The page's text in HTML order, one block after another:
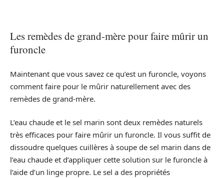
Les remèdes de grand-mère pour faire mûrir un
furoncle
Maintenant que vous savez ce qu’est un furoncle, voyons
comment faire pour le mûrir naturellement avec des
remèdes de grand-mère.
L’eau chaude et le sel marin sont deux remèdes naturels
très efficaces pour faire mûrir un furoncle. Il vous suffit de
dissoudre quelques cuillères à soupe de sel marin dans de
l’eau chaude et d’appliquer cette solution sur le furoncle à
l’aide d’un linge propre. Le sel a des propriétés